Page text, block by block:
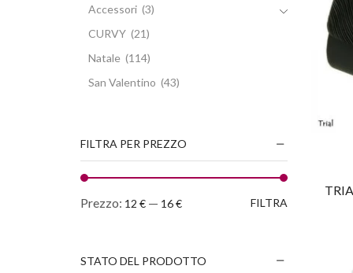
Accessori (3)
CURVY (21)
Natale (114)
San Valentino (43)
FILTRA PER PREZZO
FILTRA
Prezzo: 12 € — 16 €
STATO DEL PRODOTTO